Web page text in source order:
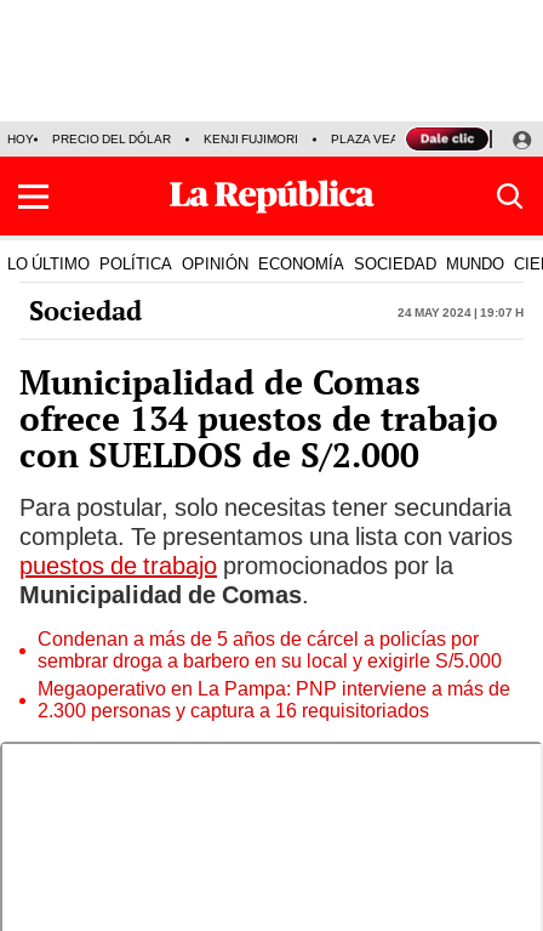
HOY PRECIO DEL DÓLAR KENJI FUJIMORI PLAZA VEA FERIADOS
LO ÚLTIMO POLÍTICA OPINIÓN ECONOMÍA SOCIEDAD MUNDO
Sociedad 24 May 2024 | 19:07 h
Municipalidad de Comas
ofrece 134 puestos de trabajo
con SUELDOS de S/2.000
Para postular, solo necesitas tener secundaria
completa. Te presentamos una lista con varios
puestos de trabajo promocionados por la
Municipalidad de Comas.
Condenan a más de 5 años de cárcel a policías por
sembrar droga a barbero en su local y exigirle S/5.000
Megaoperativo en La Pampa: PNP interviene a más de
2.300 personas y captura a 16 requisitoriados